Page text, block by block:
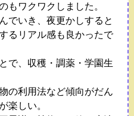
もワクワクしました。
でいき、夜更かしすると
るリアル感も良かったで
で、収穫・調薬・学園生
の利用法など傾向がだん
楽しい。